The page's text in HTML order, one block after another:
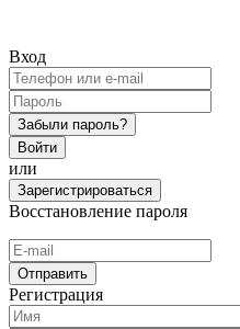
Вход
Забыли пароль?
Войти
или
Зарегистрироваться
Восстановление пароля
Отправить
Регистрация